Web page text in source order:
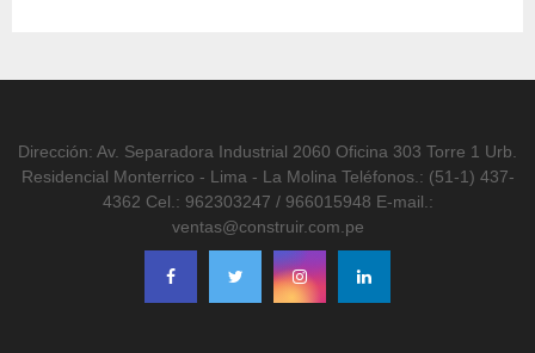
Dirección: Av. Separadora Industrial 2060 Oficina 303 Torre 1 Urb.
Residencial Monterrico - Lima - La Molina Teléfonos.: (51-1) 437-
4362 Cel.: 962303247 / 966015948 E-mail.:
ventas@construir.com.pe